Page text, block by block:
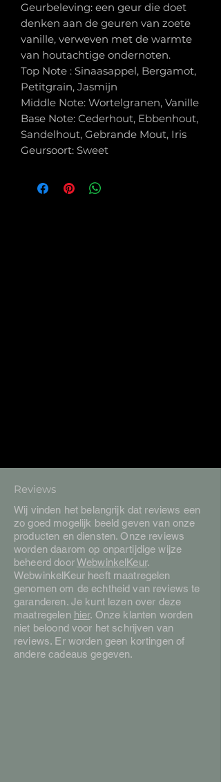
Geurbeleving: een geur die doet
denken aan de geuren van zoete
vanille, verweven met de warmte
van houtachtige ondernoten.
Top Note : Sinaasappel, Bergamot,
Petitgrain, Jasmijn
Middle Note: Wortelgranen, Vanille
Base Note: Cederhout, Ebbenhout,
Sandelhout, Gebrande Mout, Iris
Geursoort: Sweet
Reviews
Wij vinden het belangrijk dat reviews een
zo goed mogelijk beeld geven van onze
producten en diensten. Onze reviews
worden daarom op onpartijdige wijze
beheerd doorWebwinkelKeur.
WebwinkelKeur heeft maatregelen
genomen om de echtheid van reviews te
garanderen. Je kunt lezen over deze
maatregelen hier. Onze klanten worden
niet beloond voor het schrijven van
reviews. Er worden geen kortingen of
andere cadeaus gegeven.